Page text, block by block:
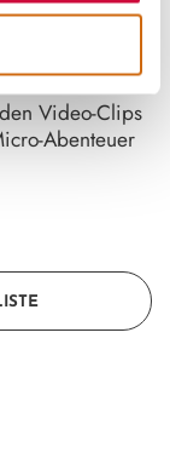
Bau de Witt
teilt.
Video-Clips
Abenteuer